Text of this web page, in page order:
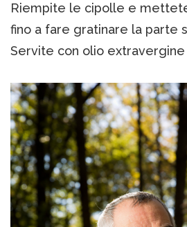
Riempite le cipolle e
fino a fare gratinare la parte
Servite con olio